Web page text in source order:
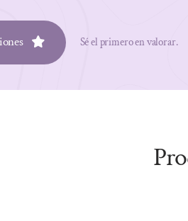
Sé el primero en valorar.